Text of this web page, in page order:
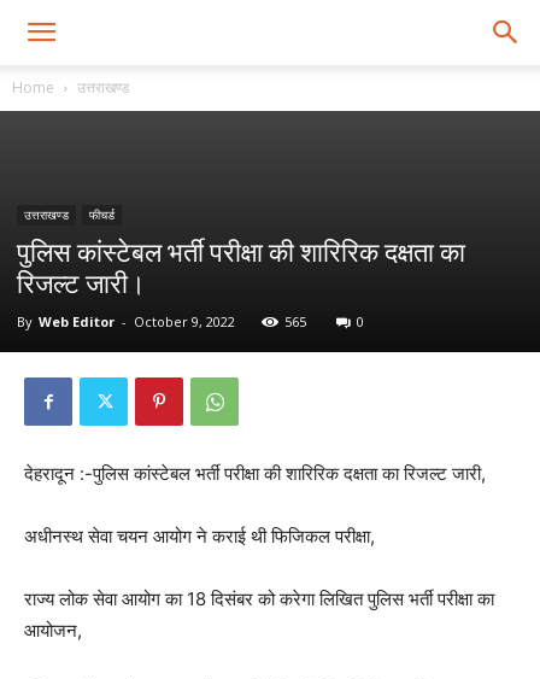
Home उत्तराखण्ड
उत्तराखण्ड फीचर्ड
पुलिस कांस्टेबल भर्ती परीक्षा की शारिरिक दक्षता का
रिजल्ट जारी।
By Web Editor - October 9, 2022 565 0
देहरादून :-पुलिस कांस्टेबल भर्ती परीक्षा की शारिरिक दक्षता का रिजल्ट जारी,
अधीनस्थ सेवा चयन आयोग ने कराई थी फिजिकल परीक्षा,
राज्य लोक सेवा आयोग का 18 दिसंबर को करेगा लिखित पुलिस भर्ती परीक्षा का
आयोजन,